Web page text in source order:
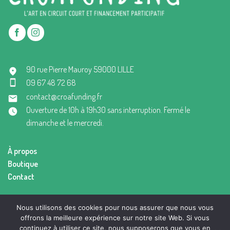
90 rue Pierre Mauroy 59000 LILLE
09 67 48 72 68
contact@croafunding.fr
Ouverture de 10h à 19h30 sans interruption. Fermé le
dimanche et le mercredi.
À propos
Boutique
Contact
Mentions légales
Conditions générales de vente
Nous utilisons des cookies pour nous assurer que nous vous
offrons la meilleure expérience sur notre site Web. Si vous
continuez à utiliser ce site, nous supposerons que vous en